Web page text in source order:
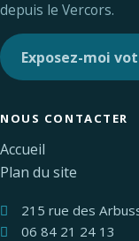
depuis le Vercors.
Exposez-moi
NOUS CONTACTER
Accueil
Plan du site
215 rue des
06 84 21 24 13